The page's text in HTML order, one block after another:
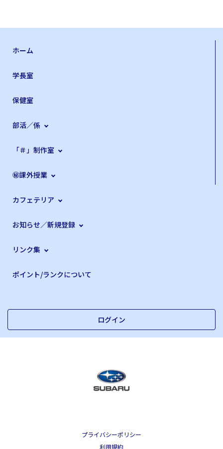
ホーム
学長室
保健室
部活／係
「＃」制作室
㊙課外授業
カフェテリア
お知らせ／新規登録
リンク集
ポイント/ランクについて
ログイン
プライバシーポリシー
利用規約